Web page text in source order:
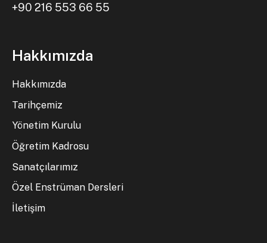
+90 216 553 66 55
Hakkımızda
Hakkımızda
Tarihçemiz
Yönetim Kurulu
Öğretim Kadrosu
Sanatçılarımız
Özel Enstrüman Dersleri
İletişim